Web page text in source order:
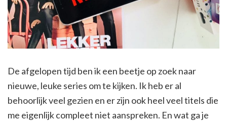
De afgelopen tijd ben ik een beetje op zoek naar
nieuwe, leuke series om te kijken. Ik heb er al
behoorlijk veel gezien en er zijn ook heel veel titels die
me eigenlijk compleet niet aanspreken. En wat ga je